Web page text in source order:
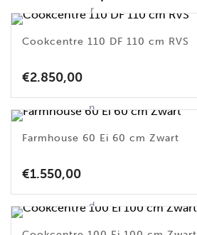
r
e
n
it
d
Cookcentre 110 DF 110 cm RVS
€2.850,00
Farmhouse 60 Ei 60 cm Zwart
€1.550,00